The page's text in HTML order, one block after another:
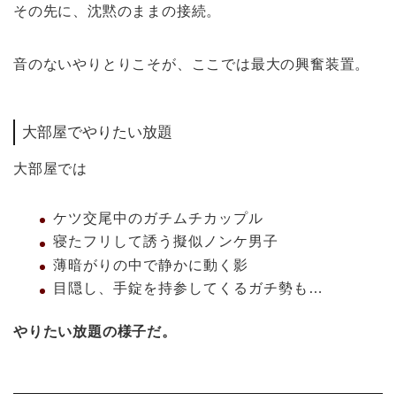
その先に、沈黙のままの接続。
音のないやりとりこそが、ここでは最大の興奮装置。
大部屋でやりたい放題
大部屋では
ケツ交尾中のガチムチカップル
寝たフリして誘う擬似ノンケ男子
薄暗がりの中で静かに動く影
目隠し、手錠を持参してくるガチ勢も…
やりたい放題の様子だ。